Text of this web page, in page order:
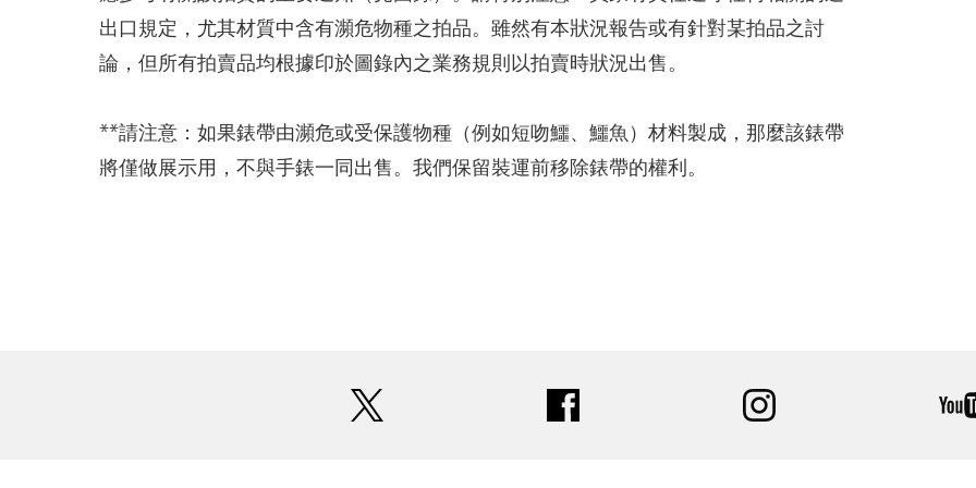
出口規定，尤其材質中含有瀕危物種之拍品。雖然有本狀況報告或有針對某拍品之討
論，但所有拍賣品均根據印於圖錄內之業務規則以拍賣時狀況出售。
**請注意：如果錶帶由瀕危或受保護物種（例如短吻鱷、鱷魚）材料製成，那麼該錶帶
將僅做展示用，不與手錶一同出售。我們保留裝運前移除錶帶的權利。
instagram